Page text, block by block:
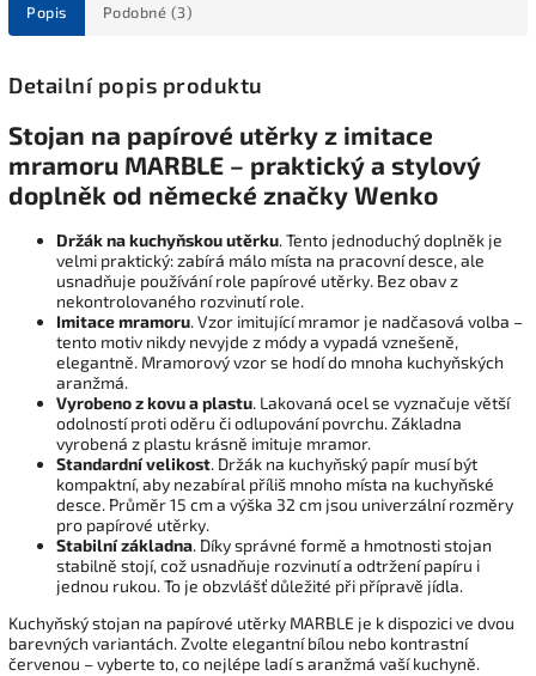
Popis Podobné (3)
Detailní popis produktu
Stojan na papírové utěrky z imitace
mramoru MARBLE – praktický a stylový
doplněk od německé značky Wenko
Držák na kuchyňskou utěrku. Tento jednoduchý doplněk je
velmi praktický: zabírá málo místa na pracovní desce, ale
usnadňuje používání role papírové utěrky. Bez obav z
nekontrolovaného rozvinutí role.
Imitace mramoru. Vzor imitující mramor je nadčasová volba –
tento motiv nikdy nevyjde z módy a vypadá vznešeně,
elegantně. Mramorový vzor se hodí do mnoha kuchyňských
aranžmá.
Vyrobeno z kovu a plastu. Lakovaná ocel se vyznačuje větší
odolností proti oděru či odlupování povrchu. Základna
vyrobená z plastu krásně imituje mramor.
Standardní velikost. Držák na kuchyňský papír musí být
kompaktní, aby nezabíral příliš mnoho místa na kuchyňské
desce. Průměr 15 cm a výška 32 cm jsou univerzální rozměry
pro papírové utěrky.
Stabilní základna. Díky správné formě a hmotnosti stojan
stabilně stojí, což usnadňuje rozvinutí a odtržení papíru i
jednou rukou. To je obzvlášť důležité při přípravě jídla.
Kuchyňský stojan na papírové utěrky MARBLE je k dispozici ve dvou
barevných variantách. Zvolte elegantní bílou nebo kontrastní
červenou – vyberte to, co nejlépe ladí s aranžmá vaší kuchyně.